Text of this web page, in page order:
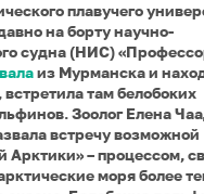
плавучего
на борту научно-
судна (НИС)
из Мурманска и
там белобоких
Зоолог Елена
встречу возможной
Арктики» – процессом,
моря более